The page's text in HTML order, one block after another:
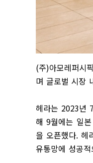
(주)아모레퍼시픽
며 글로벌 시장
헤라는 2023년
해9월에는 일
을 오픈했다. 헤
유통망에 성공